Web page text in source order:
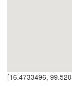
[16.4733496,